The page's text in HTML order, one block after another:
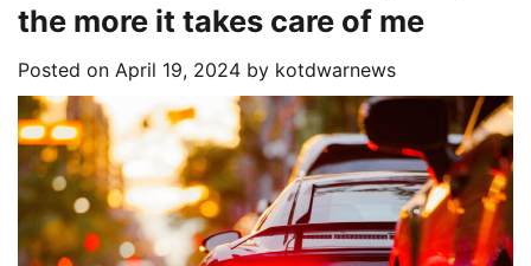
the more it takes care of me
Posted on April 19, 2024 by kotdwarnews